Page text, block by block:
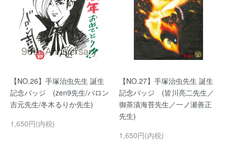
【NO.26】手塚治虫先生 誕生
記念バッジ (zen9先生/バロン
吉元先生/冬木るりか先生)
1,650円(内税)
【NO.27】手塚治虫先生 誕生
記念バッジ (皆川亮二先生／
御茶漬海苔先生／一ノ瀬善正
先生)
1,650円(内税)